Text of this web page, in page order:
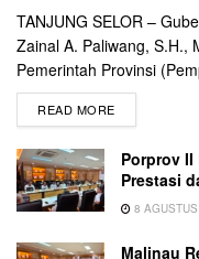
TANJUNG SELOR –
Zainal A. Paliwang, S.H.,
Pemerintah Provinsi
READ MORE
Porprov
Prestasi
8
Malinau